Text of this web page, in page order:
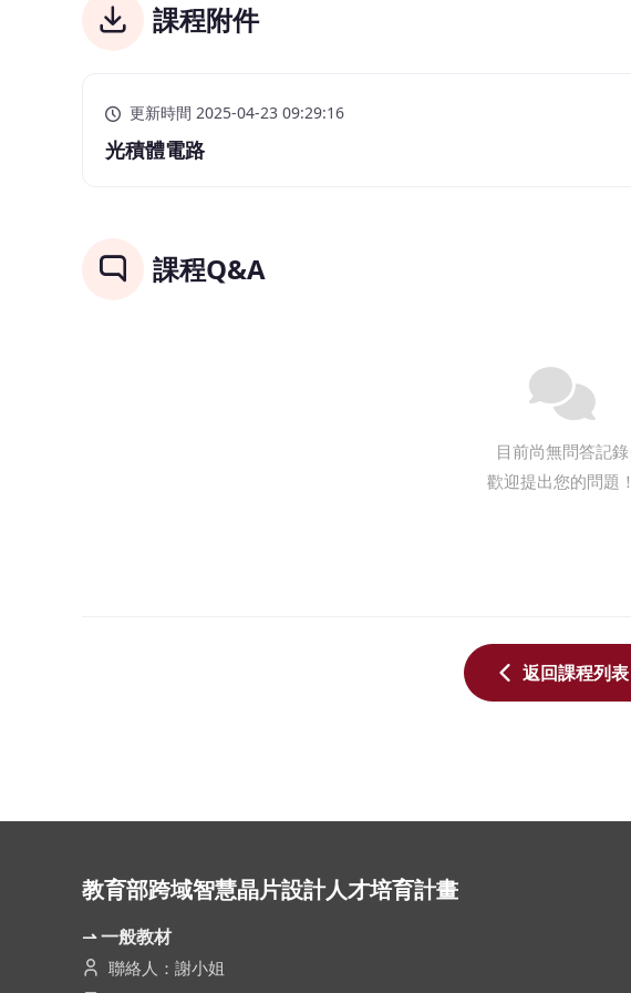
課程附件
更新時間 2025-04-23 09:29:16
光積體電路
課程Q&A
目前尚無問答記錄
歡迎提出您的問題！
返回課程列表
教育部跨域智慧晶片設計人才培育計畫
⇀ 一般教材
聯絡人：謝小姐